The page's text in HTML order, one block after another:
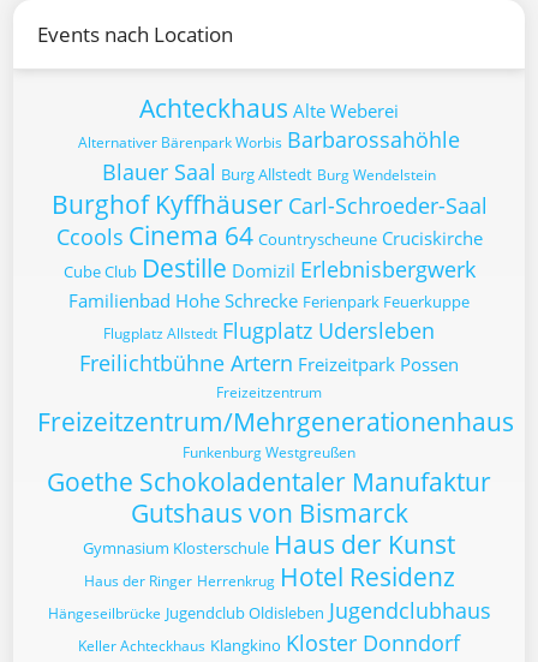
Events nach Location
Achteckhaus Alte Weberei
Alternativer Bärenpark Worbis Barbarossahöhle
Blauer Saal Burg Allstedt Burg Wendelstein
Burghof Kyffhäuser Carl-Schroeder-Saal
Ccools Cinema 64 Countryscheune Cruciskirche
Cube Club Destille Domizil Erlebnisbergwerk
Familienbad Hohe Schrecke Ferienpark Feuerkuppe
Flugplatz Allstedt Flugplatz Udersleben
Freilichtbühne Artern Freizeitpark Possen
Freizeitzentrum
Freizeitzentrum/Mehrgenerationenhaus
Funkenburg Westgreußen
Goethe Schokoladentaler Manufaktur
Gutshaus von Bismarck
Gymnasium Klosterschule Haus der Kunst
Haus der Ringer Herrenkrug Hotel Residenz
Hängeseilbrücke Jugendclub Oldisleben Jugendclubhaus
Keller Achteckhaus Klangkino Kloster Donndorf